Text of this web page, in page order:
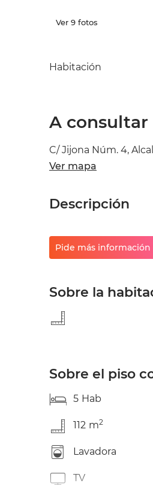
Ver 9 fotos
Habitación
A consultar
C/ Jijona Núm. 4,
Ver mapa
Descripción
Pide más información
Sobre la
Sobre el piso
5 Hab
112 m2
Lavadora
TV